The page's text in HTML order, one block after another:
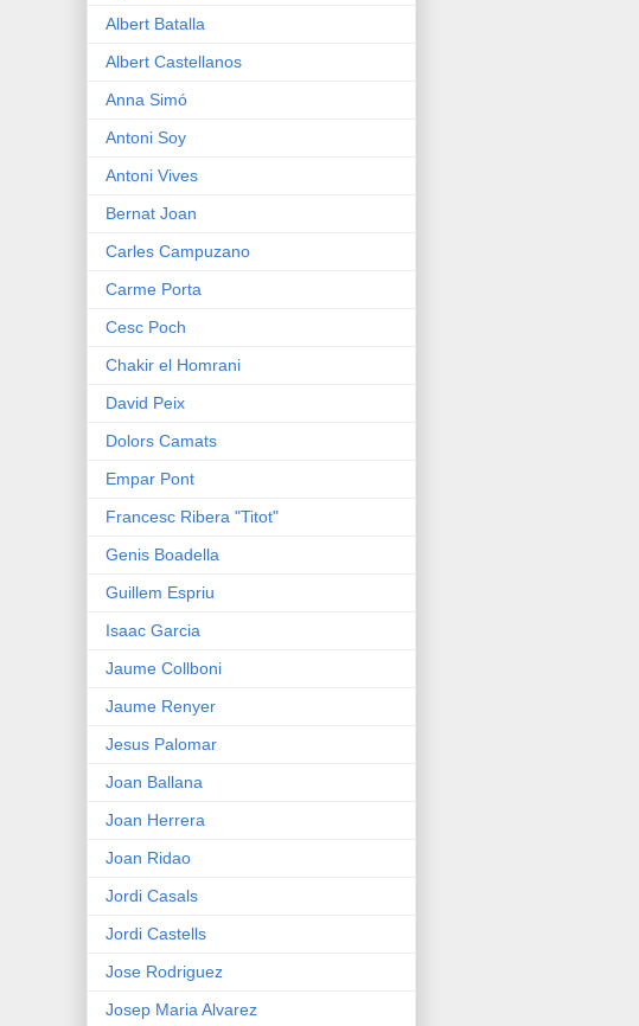
Albert Batalla
Albert Castellanos
Anna Simó
Antoni Soy
Antoni Vives
Bernat Joan
Carles Campuzano
Carme Porta
Cesc Poch
Chakir el Homrani
David Peix
Dolors Camats
Empar Pont
Francesc Ribera "Titot"
Genis Boadella
Guillem Espriu
Isaac Garcia
Jaume Collboni
Jaume Renyer
Jesus Palomar
Joan Ballana
Joan Herrera
Joan Ridao
Jordi Casals
Jordi Castells
Jose Rodriguez
Josep Maria Alvarez